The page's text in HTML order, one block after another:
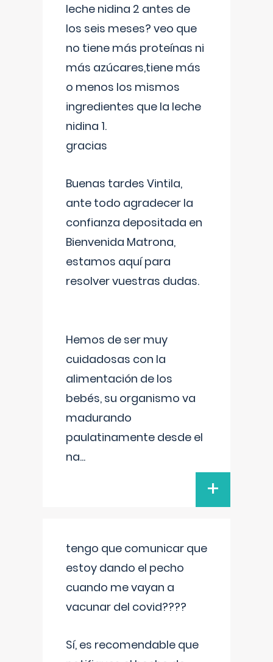
leche nidina 2 antes de
los seis meses? veo que
no tiene más proteínas ni
más azúcares,tiene más
o menos los mismos
ingredientes que la leche
nidina 1.
gracias
Buenas tardes Vintila,
ante todo agradecer la
confianza depositada en
Bienvenida Matrona,
estamos aquí para
resolver vuestras dudas.
Hemos de ser muy
cuidadosas con la
alimentación de los
bebés, su organismo va
madurando
paulatinamente desde el
na...
+
tengo que comunicar que
estoy dando el pecho
cuando me vayan a
vacunar del covid????
Sí, es recomendable que